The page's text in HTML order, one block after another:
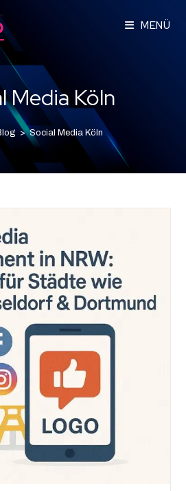
MENÜ
Media Köln
> Social Media Köln